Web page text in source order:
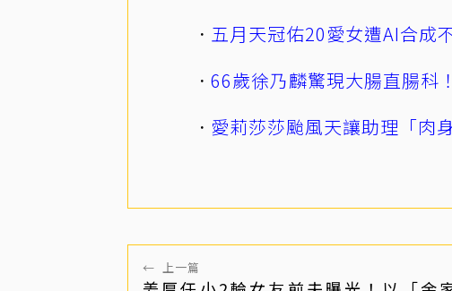
五月天冠佑20愛女遭AI合
66歲徐乃麟驚現大腸直腸
愛莉莎莎颱風天讓助理「
← 上一篇